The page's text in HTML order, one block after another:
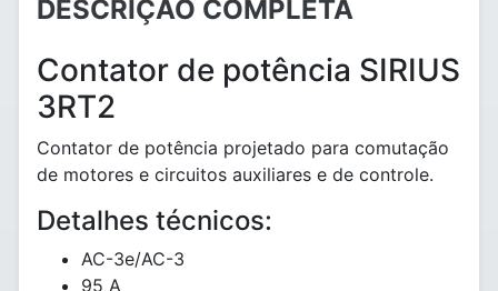
DESCRIÇÃO COMPLETA
Contator de potência SIRIUS
3RT2
Contator de potência projetado para comutação
de motores e circuitos auxiliares e de controle.
Detalhes técnicos:
AC-3e/AC-3
95 A